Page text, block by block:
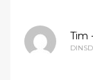
Tim